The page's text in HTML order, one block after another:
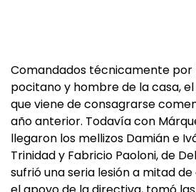
Comandados técnicamente por
pocitano y hombre de la casa,
que viene de consagrarse
año anterior. Todavía con
llegaron los mellizos Damián e
Trinidad y Fabricio Paoloni, de
sufrió una seria lesión a mitad